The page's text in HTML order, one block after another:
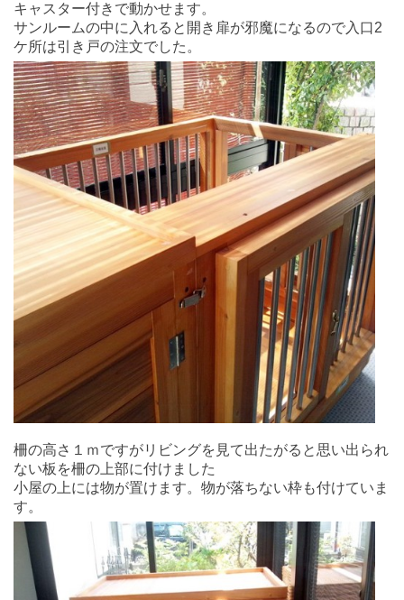
キャスター付きで動かせます。
サンルームの中に入れると開き扉が邪魔になるので入口2
ケ所は引き戸の注文でした。
柵の高さ１ｍですがリビングを見て出たがると思い出られ
ない板を柵の上部に付けました
小屋の上には物が置けます。物が落ちない枠も付けていま
す。